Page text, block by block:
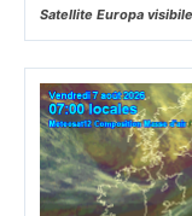
Satellite Europa